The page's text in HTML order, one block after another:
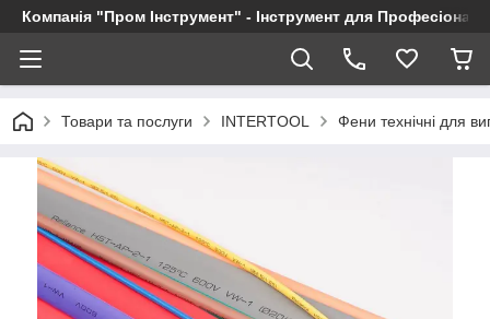
Компанія "Пром Інструмент" - Інструмент для
Товари та послуги INTERTOOL Фени технічні для